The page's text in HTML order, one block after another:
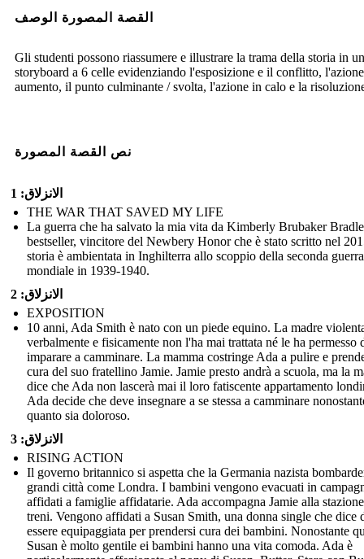
القصة المصورة الوصف
Gli studenti possono riassumere e illustrare la trama della storia in
storyboard a 6 celle evidenziando l'esposizione e il conflitto,
aumento, il punto culminante / svolta, l'azione in calo e la
نص القصة المصورة
الانزلاق: 1
THE WAR THAT SAVED MY LIFE
La guerra che ha salvato la mia vita da Kimberly Brubaker
bestseller, vincitore del Newbery Honor che è stato scritto nel
storia è ambientata in Inghilterra allo scoppio della seconda guerra
mondiale in 1939-1940.
الانزلاق: 2
EXPOSITION
10 anni, Ada Smith è nato con un piede equino. La madre
verbalmente e fisicamente non l'ha mai trattata né le ha permesso
imparare a camminare. La mamma costringe Ada a pulire e
cura del suo fratellino Jamie. Jamie presto andrà a scuola, ma la
dice che Ada non lascerà mai il loro fatiscente appartamento
Ada decide che deve insegnare a se stessa a camminare
quanto sia doloroso.
الانزلاق: 3
RISING ACTION
Il governo britannico si aspetta che la Germania nazista
grandi città come Londra. I bambini vengono evacuati in
affidati a famiglie affidatarie. Ada accompagna Jamie alla
treni. Vengono affidati a Susan Smith, una donna single che dice
essere equipaggiata per prendersi cura dei bambini. Nonostante
Susan è molto gentile ei bambini hanno una vita comoda. Ada è